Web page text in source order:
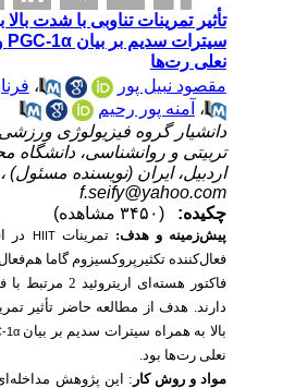
تأثیر تمرینات تناوبی با شدت بالا
نعلی رت‌ها
مقصود نبیل پور
،
،آمنه پور رحیم
دانشیار گروه فیزیولوژی
تربیتی و روانشناسی، دانشگاه
اردبیل، ایران (نویسنده مسئول) ،
f.seify@yahoo.com
چکیده:
پیش‌زمینه و هدف:تمریناتHIITدر
فعال‌کننده تکثیرپروکسیزوم گاما هم
فاکتور هسته‌ای اریتروئید 2 مرتبط با فاکتور 2 (
دارند. هدف از مطالعه حاضر تأثیر
بالا به همراه سیترات سدیم بر بیان1α
نعلی رت‌ها بود.
مواد و روش کار